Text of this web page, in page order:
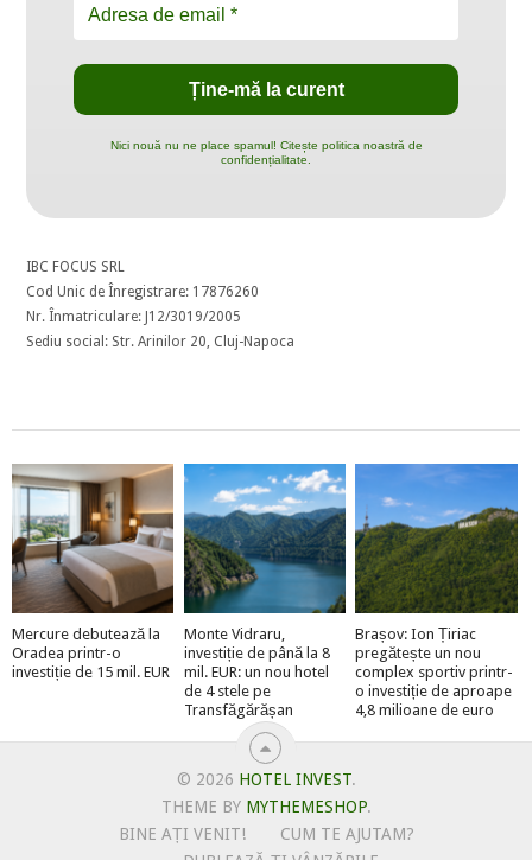
Nici nouă nu ne place spamul! Citește politica noastră de
confidențialitate.
IBC FOCUS SRL
Cod Unic de Înregistrare: 17876260
Nr. Înmatriculare: J12/3019/2005
Sediu social: Str. Arinilor 20, Cluj-Napoca
Mercure debutează la
Oradea printr-o
investiție de 15 mil. EUR
Monte Vidraru,
investiție de până la 8
mil. EUR: un nou hotel
de 4 stele pe
Transfăgărășan
Brașov: Ion Țiriac
pregătește un nou
complex sportiv printr-
o investiție de aproape
4,8 milioane de euro
© 2026 HOTEL INVEST.
THEME BY MYTHEMESHOP.
BINE AȚI VENIT!
CUM TE AJUTAM?